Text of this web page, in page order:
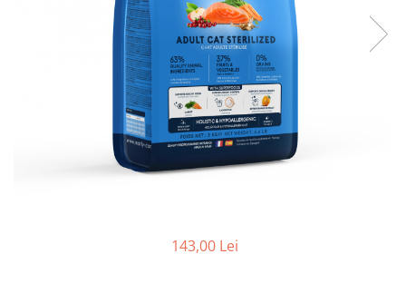
DIETE VETERINARE
DIETE VETERINARE
143,00 Lei